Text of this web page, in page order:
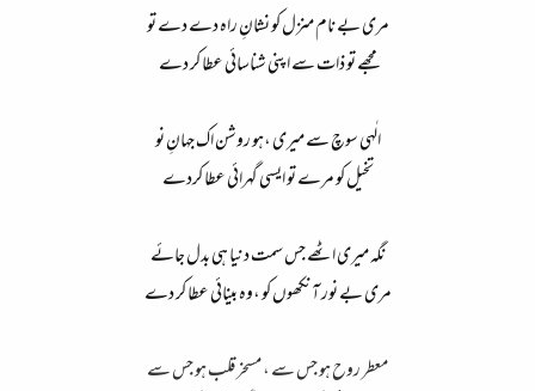
مری بے نام منزل کو نشانِ راہ دے دے تو​
مجھے تو ذات سے اپنی شناسائی عطا کر دے​
الٰہی سوچ سے میری ،ہو روشن اک جہانِ نو​
تخیل کو مرے تو ایسی گہرائی عطا کردے​
نگہ میری اٹھے جس سمت دنیا ہی بدل جائے​
مری بے نور آنکھوں کو ،وہ بینائی عطا کر دے​
معطر روح ہو جس سے ، مسخر قلب ہو جس سے